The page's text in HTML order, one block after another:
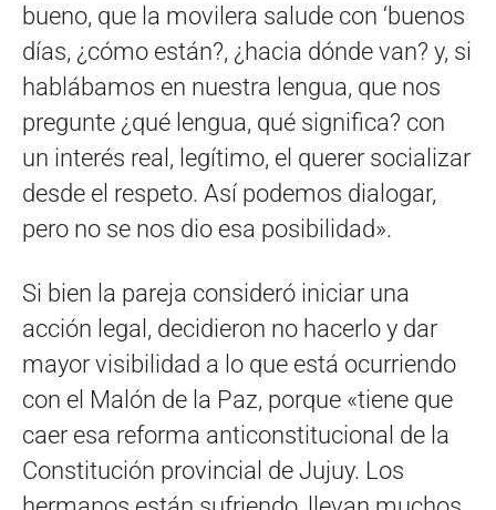
bueno, que la movilera salude con ‘buenos
días, ¿cómo están?, ¿hacia dónde van? y, si
hablábamos en nuestra lengua, que nos
pregunte ¿qué lengua, qué significa? con
un interés real, legítimo, el querer socializar
desde el respeto. Así podemos dialogar,
pero no se nos dio esa posibilidad».
Si bien la pareja consideró iniciar una
acción legal, decidieron no hacerlo y dar
mayor visibilidad a lo que está ocurriendo
con el Malón de la Paz, porque «tiene que
caer esa reforma anticonstitucional de la
Constitución provincial de Jujuy. Los